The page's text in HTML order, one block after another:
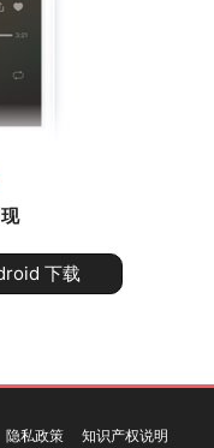
下载
隐私政策 知识产权说明